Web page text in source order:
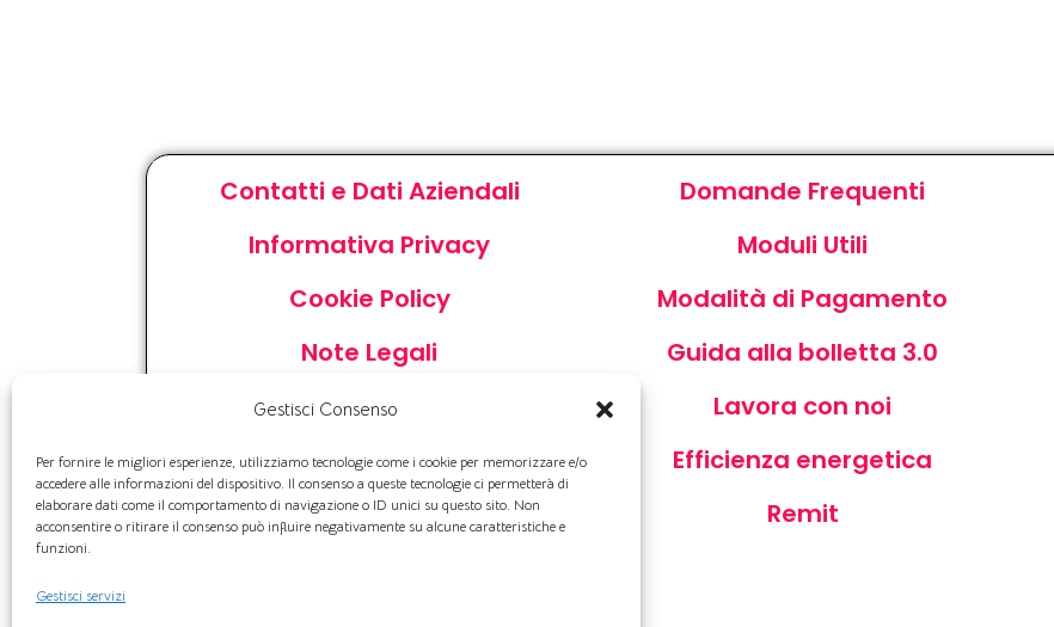
Gestisci Consenso
Per fornire le migliori esperienze, utilizziamo tecnologie come i cookie per memorizzare e/o
accedere alle informazioni del dispositivo. Il consenso a queste tecnologie ci permetterà di
elaborare dati come il comportamento di navigazione o ID unici su questo sito. Non
acconsentire o ritirare il consenso può influire negativamente su alcune caratteristiche e
funzioni.
Gestisci servizi
Contatti e Dati Aziendali
Informativa Privacy
Cookie Policy
Note Legali
Mix Energetico
Accertamenti della sicurezza
post contatore
Domande Frequenti
Moduli Utili
Modalità di Pagamento
Guida alla bolletta 3.0
Lavora con noi
Efficienza energetica
Remit